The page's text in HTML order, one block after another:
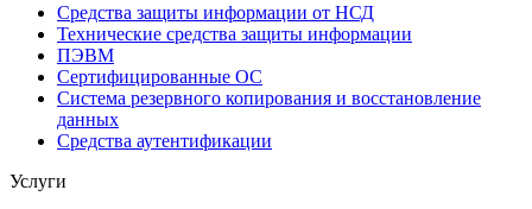
Средства защиты информации от НСД
Технические средства защиты информации
ПЭВМ
Сертифицированные ОС
Система резервного копирования и восстановление
данных
Средства аутентификации
Услуги